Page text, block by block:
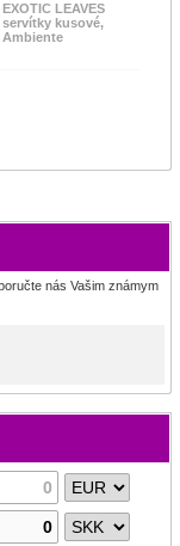
EXOTIC LEAVES
servítky kusové,
Ambiente
nás Vašim známym